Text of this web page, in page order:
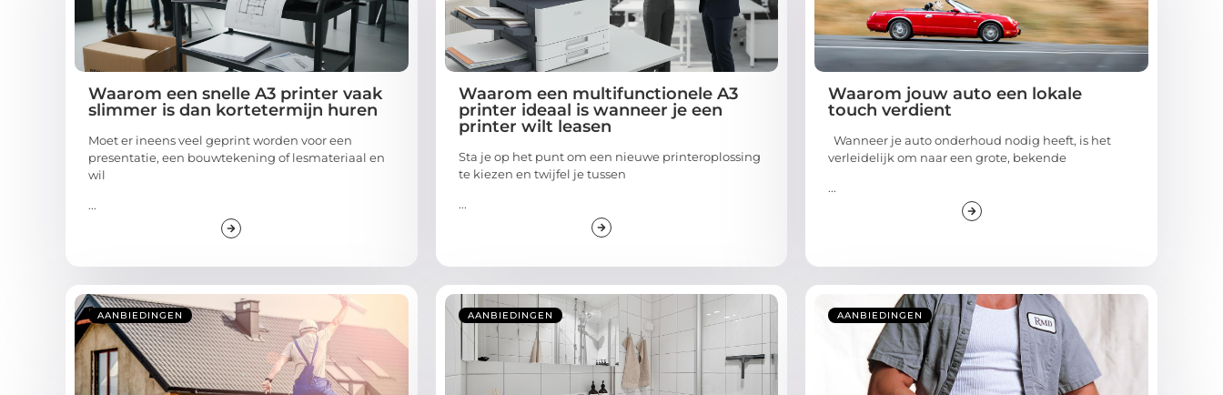
Waarom een snelle A3 printer vaak
slimmer is dan kortetermijn huren
Moet er ineens veel geprint worden voor een
presentatie, een bouwtekening of lesmateriaal en
wil
...
Waarom een multifunctionele A3
printer ideaal is wanneer je een
printer wilt leasen
Sta je op het punt om een nieuwe printeroplossing
te kiezen en twijfel je tussen
...
Waarom jouw auto een lokale
touch verdient
Wanneer je auto onderhoud nodig heeft, is het
verleidelijk om naar een grote, bekende
...
AANBIEDINGEN AANBIEDINGEN AANBIEDINGEN